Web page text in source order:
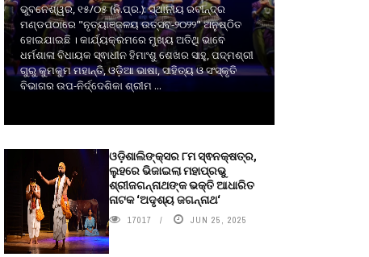
ଭୁବନେଶ୍ୱର, ୧୫/୦୫ (ନି.ପ୍ର.): ସ୍ଥାନୀୟ ରବୀନ୍ଦ୍ର
ମଣ୍ଡପଠାରେ "ନୃତ୍ୟାଞ୍ଜଳୟ ଉତ୍ସବ-୨୦୨୨" ଅନୁଷ୍ଠିତ
ହୋଇଯାଇଛି । କାର୍ଯ୍ୟକ୍ରମରେ ମୁଖ୍ୟ ଅତିଥି ଭାବେ
ଧର୍ମଶାଳା ବିଧାୟକ ସ୍ଵାଧୀନ ହିମାଂଶୁ ଶେଖର ସାହୁ, ପଦ୍ମଶ୍ରୀ
ଗୁରୁ କୁମକୁମ ମହାନ୍ତି, ଓଡ଼ିଆ ଭାଷା, ସାହିତ୍ୟ ଓ ସଂସ୍କୃତି
ବିଭାଗର ଉପ-ନିର୍ଦ୍ଦେଶିକା ଶ୍ରୀମ ...
ଓଡ଼ିଶାଲିଙ୍କ୍ସର ୮ମ ସ୍ଵନକ୍ଷତ୍ର,
ଲୁହରେ ଭିଜାଇଲା ମହାପ୍ରଭୁ
ଶ୍ରୀଜଗନ୍ନାଥଙ୍କ ଭକ୍ତି ଆଧାରିତ
ନାଟକ ‘ଅଦୃଶ୍ୟ ଜଗନ୍ନାଥ‘
17017 JUN 25, 2025